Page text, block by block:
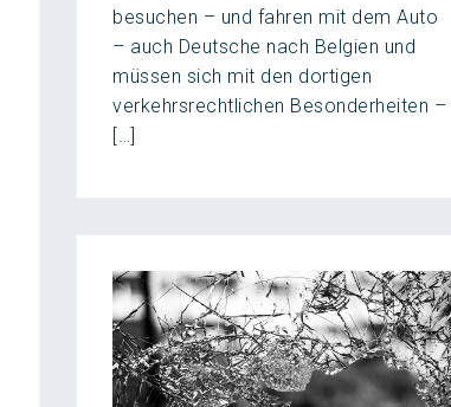
besuchen – und fahren mit dem Auto
– auch Deutsche nach Belgien und
müssen sich mit den dortigen
verkehrsrechtlichen Besonderheiten –
[…]